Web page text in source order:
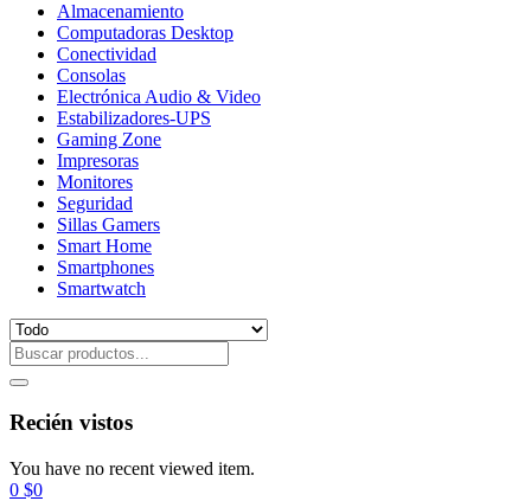
Almacenamiento
Computadoras Desktop
Conectividad
Consolas
Electrónica Audio & Video
Estabilizadores-UPS
Gaming Zone
Impresoras
Monitores
Seguridad
Sillas Gamers
Smart Home
Smartphones
Smartwatch
Recién vistos
You have no recent viewed item.
0 $0